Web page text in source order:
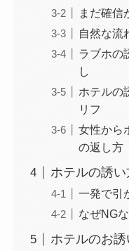
まだ確信
自然な流
ラブホの
し
ホテルの
リフ
女性から
の返し方
ホテルの誘
一発で引
なぜNG
ホテルのお